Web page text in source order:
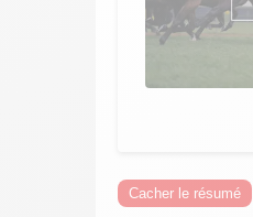
Cacher le résumé